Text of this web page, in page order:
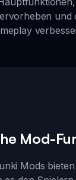
und
Mod-
Mods